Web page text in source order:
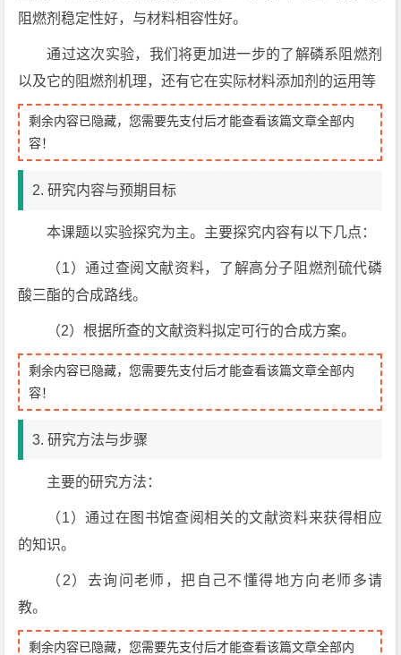
阻燃剂稳定性好，与材料相容性好。
通过这次实验，我们将更加进一步的了解磷系阻燃剂
以及它的阻燃剂机理，还有它在实际材料添加剂的运用等
剩余内容已隐藏，您需要先支付后才能查看该篇文章全部内
容！
2. 研究内容与预期目标
本课题以实验探究为主。主要探究内容有以下几点：
（1）通过查阅文献资料，了解高分子阻燃剂硫代磷
酸三酯的合成路线。
（2）根据所查的文献资料拟定可行的合成方案。
剩余内容已隐藏，您需要先支付后才能查看该篇文章全部内
容！
3. 研究方法与步骤
主要的研究方法：
（1）通过在图书馆查阅相关的文献资料来获得相应
的知识。
（2）去询问老师，把自己不懂得地方向老师多请
教。
剩余内容已隐藏，您需要先支付后才能查看该篇文章全部内